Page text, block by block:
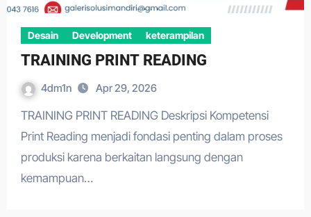
Desain Development keterampilan
TRAINING PRINT READING
4dm1n Apr 29, 2026
TRAINING PRINT READING Deskripsi Kompetensi
Print Reading menjadi fondasi penting dalam proses
produksi karena berkaitan langsung dengan
kemampuan…